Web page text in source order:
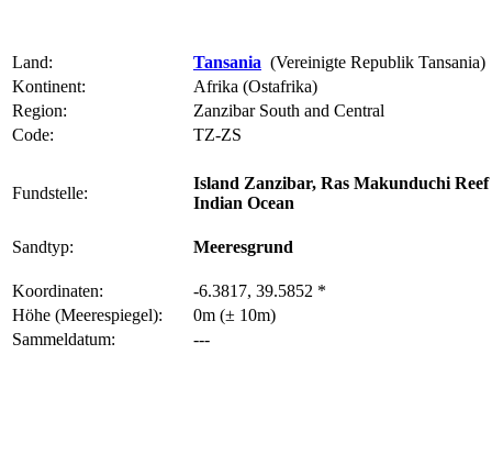
Land: Tansania (Vereinigte Republik Tansania)
Kontinent:
Afrika (Ostafrika)
Region:
Zanzibar South and Central
Code:
TZ-ZS
Fundstelle:
Island Zanzibar, Ras Makunduchi Reef
Indian Ocean
Sandtyp: Meeresgrund
Koordinaten:
-6.3817, 39.5852 *
Höhe (Meerespiegel):
0m (± 10m)
Sammeldatum:
---